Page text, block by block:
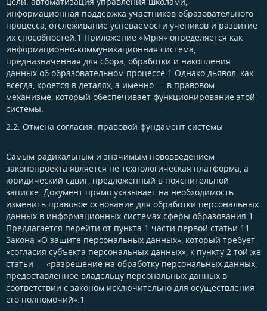
информационная поддержка участников образовательного
процесса, отслеживание успеваемости учеников и развитие
их способностей.1 Приложение «Мрія» определяется как
информационно-коммуникационная система,
предназначенная для сбора, обработки и накопления
данных об образовательном процессе.1 Однако дьявол, как
всегда, кроется в деталях, а именно — в правовом
механизме, который обеспечивает функционирование этой
системы.
2.2. Отмена согласия: правовой фундамент системы​
Самым радикальным и значимым нововведением
законопроекта является не технологическая платформа, а
юридический сдвиг, предложенный в пояснительной
записке. Документ прямо указывает на необходимость
изменить правовое основание для обработки персональных
данных в информационных системах сферы образования.1
Предлагается перейти от пункта 1 части первой статьи 11
Закона «О защите персональных данных», который требует
«согласия субъекта персональных данных», к пункту 2 той же
статьи — «разрешение на обработку персональных данных,
предоставленное владельцу персональных данных в
соответствии с законом исключительно для осуществления
его полномочий».1